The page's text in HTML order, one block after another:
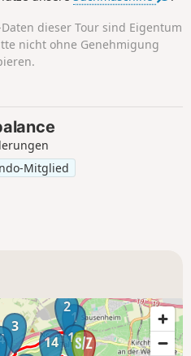
dieser Tour sind Eigentum
nicht ohne Genehmigung
Mitglied
1
2
3
14 15